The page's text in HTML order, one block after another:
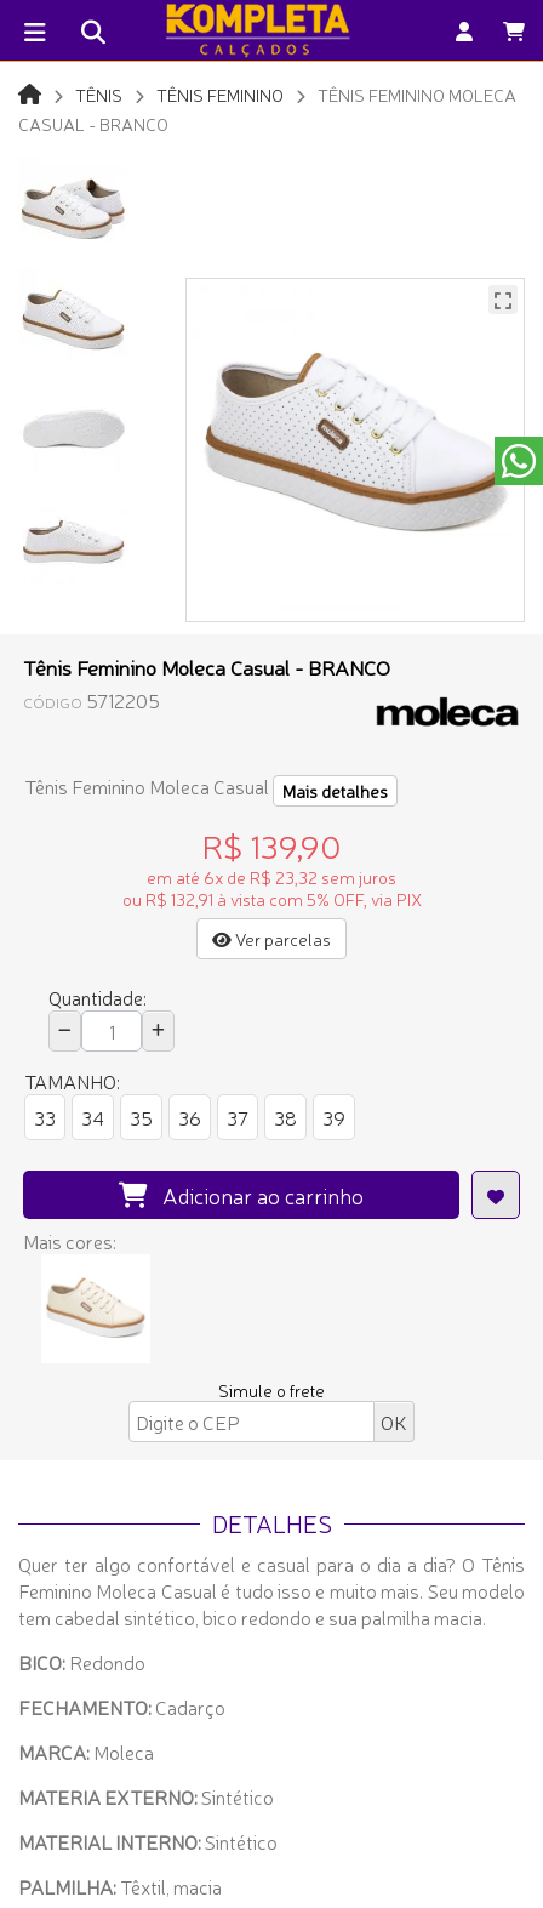
TÊNIS TÊNIS FEMININO
TÊNIS FEMININO MOLECA
CASUAL - BRANCO
Tênis Feminino Moleca Casual - BRANCO
CÓDIGO 5712205
Tênis Feminino Moleca Casual Mais detalhes
R$ 139,90
em até 6x de R$ 23,32 sem juros
ou R$ 132,91 à vista com 5% OFF, via PIX
Ver parcelas
Quantidade:
TAMANHO:
33
34 35 36 37 38 39
Adicionar ao carrinho
Mais cores:
Simule o frete
DETALHES
Quer ter algo confortável e casual para o dia a dia? O Tênis
Feminino Moleca Casual é tudo isso e muito mais. Seu modelo
tem cabedal sintético, bico redondo e sua palmilha macia.
BICO: Redondo
FECHAMENTO:Cadarço
MARCA: Moleca
MATERIA EXTERNO:Sintético
MATERIAL INTERNO:Sintético
PALMILHA:Têxtil, macia